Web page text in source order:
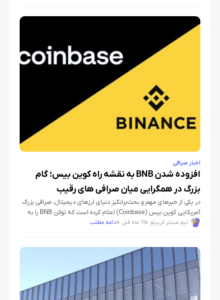
اخبار صرافی
افزوده شدن BNB به نقشه راه کوین بیس؛ گام
بزرگ در همگرایی میان صرافی‌ های رقیب
در یکی از خبرهای مهم و بحث‌برانگیز دنیای ارزهای دیجیتال، صرافی بزرگ
آمریکایی کوین بیس (Coinbase) اعلام کرده است که توکن BNB را به
نقشه راه لیستینگ دارایی‌های جدید خود
تیم مستر کریپتو 10 ماه قبل ادامه مطلب